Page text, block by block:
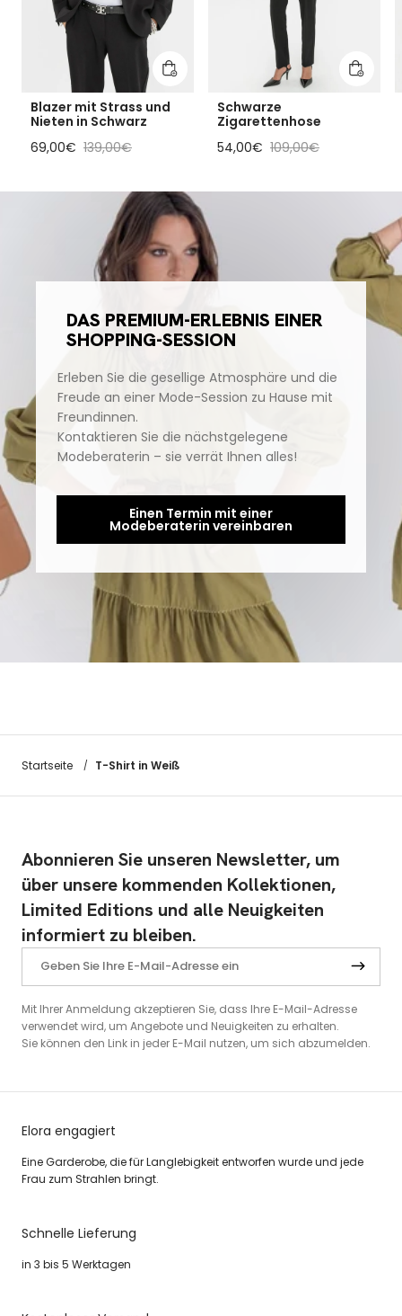
In den Warenkorb legen
Blazer mit Strass und
Nieten in Schwarz
Reduzierter Preis
69,00€ Regulärer Preis
139,00€
In den
Schwarze
Zigarettenhose
Reduzierter Preis
54,00€ Regulärer Preis
109,00€
DAS PREMIUM-ERLEBNIS EINER
SHOPPING-SESSION
Erleben Sie die gesellige Atmosphäre und die
Freude an einer Mode-Session zu Hause mit
Freundinnen.
Kontaktieren Sie die nächstgelegene
Modeberaterin – sie verrät Ihnen alles!
Einen Termin mit einer
Modeberaterin vereinbaren
Startseite / T-Shirt in Weiß
Abonnieren Sie unseren Newsletter, um
über unsere kommenden Kollektionen,
Limited Editions und alle Neuigkeiten
informiert zu bleiben.
Mit Ihrer Anmeldung akzeptieren Sie, dass Ihre E-Mail-Adresse
verwendet wird, um Angebote und Neuigkeiten zu erhalten.
Sie können den Link in jeder E-Mail nutzen, um sich abzumelden.
Elora engagiert
Eine Garderobe, die für Langlebigkeit entworfen wurde und jede
Frau zum Strahlen bringt.
Schnelle Lieferung
in 3 bis 5 Werktagen